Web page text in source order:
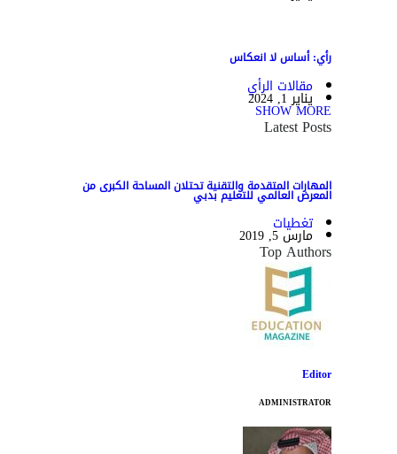
رأي: أساس لا انعكاس
مقالات الرأي
يناير 1, 2024
SHOW MORE
Latest Posts
المهارات المتقدمة والتقنية تحتلان المساحة الكبرى من
المعرض العالمي للتعليم بدبي
تغطيات
مارس 5, 2019
Top Authors
Editor
ADMINISTRATOR